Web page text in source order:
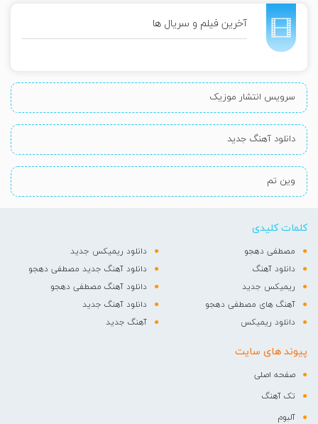
آخرین فیلم و سریال ها
سرویس انتشار موزیک
دانلود آهنگ جدید
وین تم
کلمات کلیدی
مصطفی دهجو
دانلود ریمیکس جدید
دانلود آهنگ
دانلود آهنگ جدید مصطفی دهجو
ریمیکس جدید
دانلود آهنگ مصطفی دهجو
آهنگ های مصطفی دهجو
دانلود آهنگ جدید
دانلود ریمیکس
آهنگ جدید
پیوند های سایت
صفحه اصلی
تک آهنگ
آلبوم